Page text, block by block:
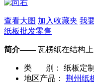
查看大图 加入收藏夹 我
纸板批发零售
简介——瓦楞纸在结构
类 别：
纸板定制
地区产品：
荆州纸